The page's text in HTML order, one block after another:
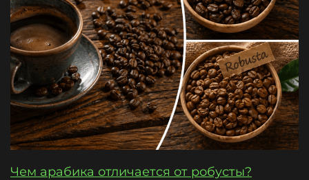
Чем арабика отличается от робусты?